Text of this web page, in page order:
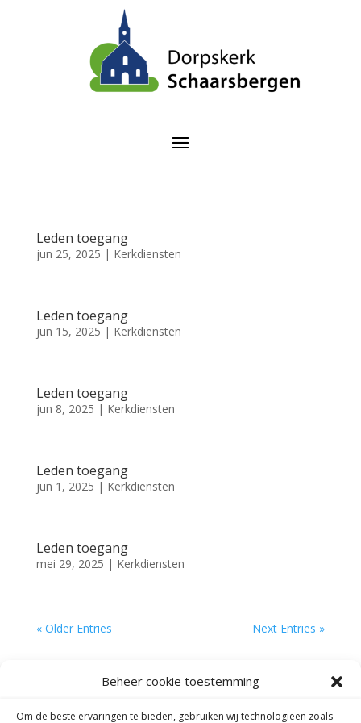
Beheer cookie toestemming
Om de beste ervaringen te bieden, gebruiken wij technologieën zoals
Leden toegang
jun 25, 2025 | Kerkdiensten
Leden toegang
jun 15, 2025 | Kerkdiensten
Leden toegang
jun 8, 2025 | Kerkdiensten
Leden toegang
jun 1, 2025 | Kerkdiensten
Leden toegang
mei 29, 2025 | Kerkdiensten
« Older Entries Next Entries »